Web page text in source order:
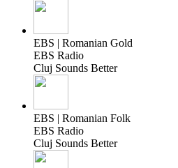
EBS | Romanian Gold
EBS Radio
Cluj Sounds Better
EBS | Romanian Folk
EBS Radio
Cluj Sounds Better